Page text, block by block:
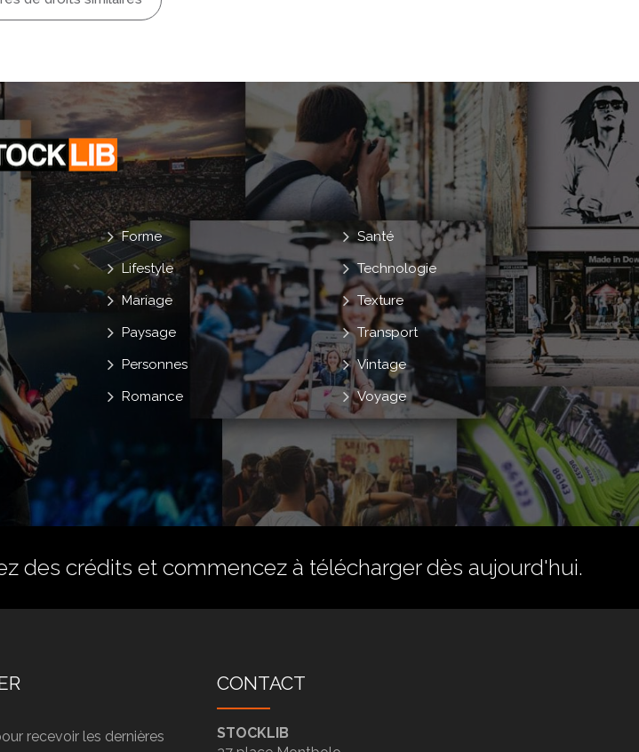
Forme
Lifestyle
Mariage
Paysage
Personnes
Romance
Santé
Technologie
Texture
Transport
Vintage
Voyage
des crédits et commencez à télécharger dès aujourd'hui.
recevoir les dernières
CONTACT
STOCKLIB